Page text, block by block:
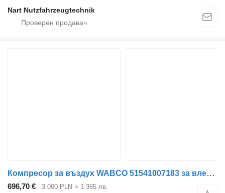
Nart Nutzfahrzeugtechnik
Компресор за въздух WABCO 51541007183 за влекач MAN
696,70 € 3 000 PLN ≈ 1 365 лв.